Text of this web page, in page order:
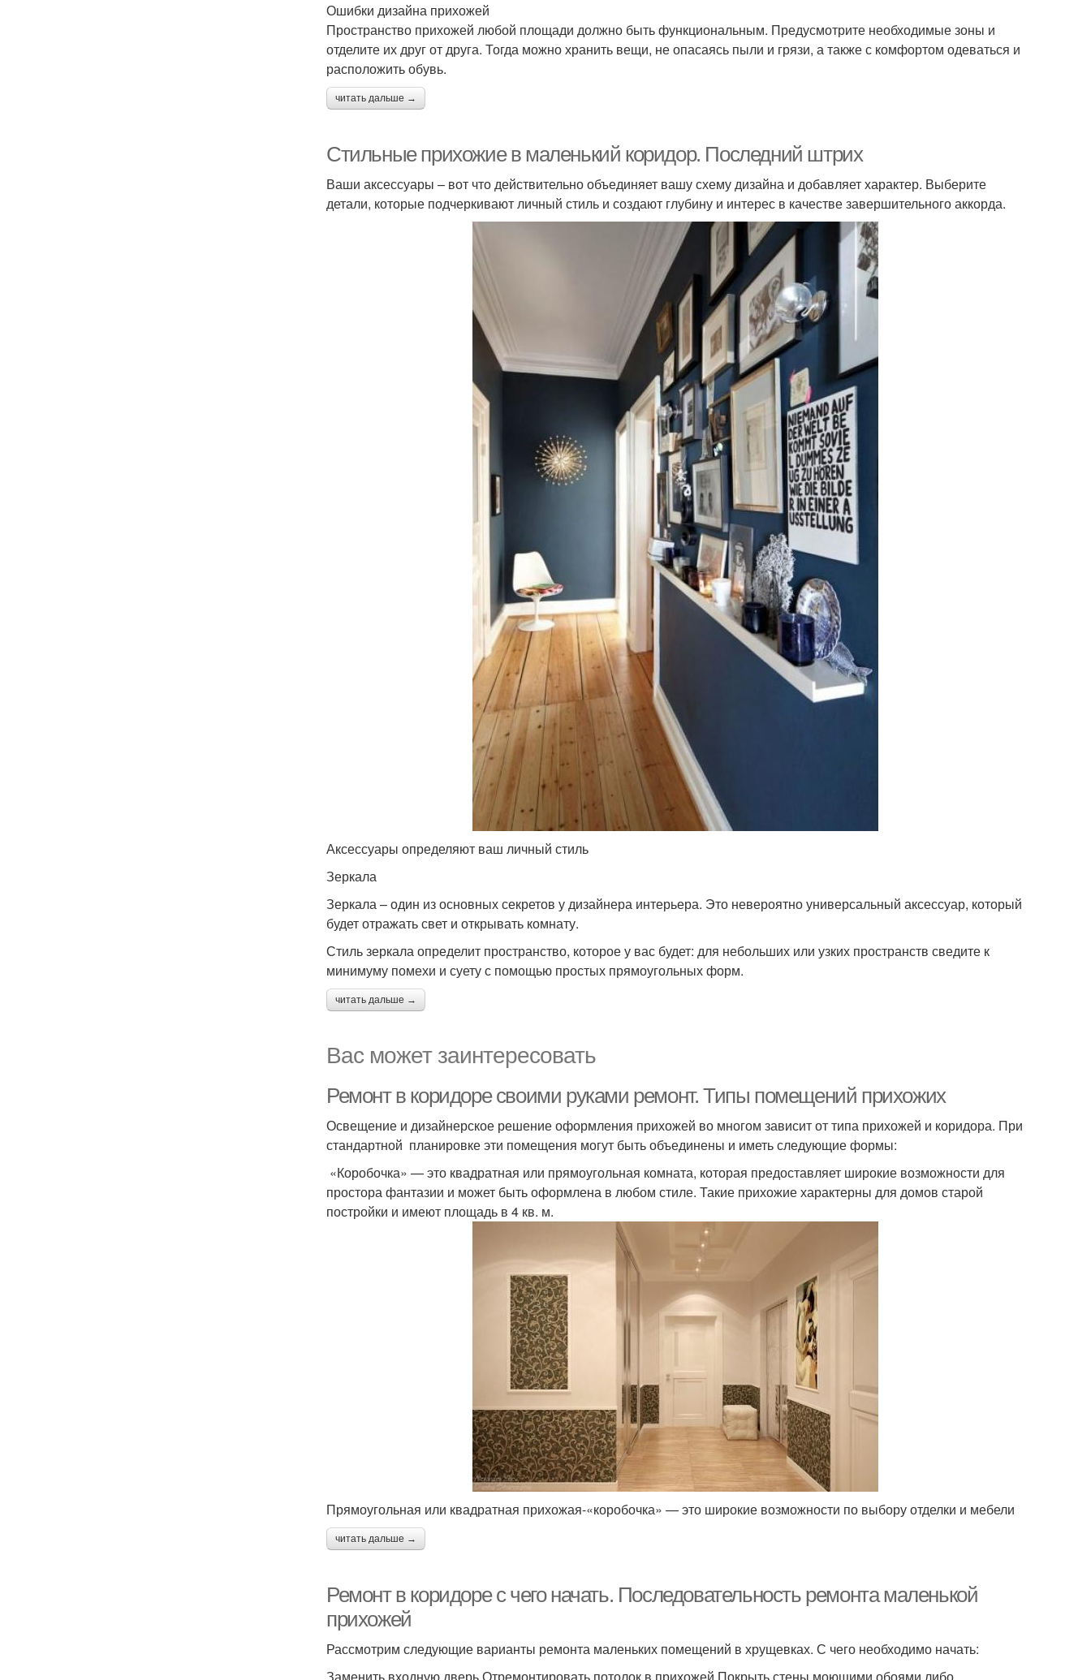
Ошибки дизайна прихожей
Пространство прихожей любой площади должно быть функциональным. Предусмотрите необходимые зоны и
отделите их друг от друга. Тогда можно хранить вещи, не опасаясь пыли и грязи, а также с комфортом одеваться и
расположить обувь.
читать дальше →
Стильные прихожие в маленький коридор. Последний штрих
Ваши аксессуары – вот что действительно объединяет вашу схему дизайна и добавляет характер. Выберите
детали, которые подчеркивают личный стиль и создают глубину и интерес в качестве завершительного аккорда.
Аксессуары определяют ваш личный стиль
Зеркала
Зеркала – один из основных секретов у дизайнера интерьера. Это невероятно универсальный аксессуар, который
будет отражать свет и открывать комнату.
Стиль зеркала определит пространство, которое у вас будет: для небольших или узких пространств сведите к
минимуму помехи и суету с помощью простых прямоугольных форм.
читать дальше →
Вас может заинтересовать
Ремонт в коридоре своими руками ремонт. Типы помещений прихожих
Освещение и дизайнерское решение оформления прихожей во многом зависит от типа прихожей и коридора. При
стандартной планировке эти помещения могут быть объединены и иметь следующие формы:
«Коробочка» — это квадратная или прямоугольная комната, которая предоставляет широкие возможности для
простора фантазии и может быть оформлена в любом стиле. Такие прихожие характерны для домов старой
постройки и имеют площадь в 4 кв. м.
Прямоугольная или квадратная прихожая-«коробочка» — это широкие возможности по выбору отделки и мебели
читать дальше →
Ремонт в коридоре с чего начать. Последовательность ремонта маленькой
прихожей
Рассмотрим следующие варианты ремонта маленьких помещений в хрущевках. С чего необходимо начать: